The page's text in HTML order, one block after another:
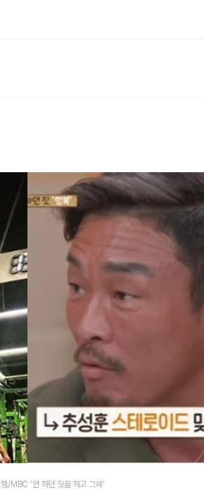
/MBC '안 하던 짓을 하고 그래'